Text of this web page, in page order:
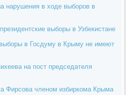
нарушения в ходе выборов в
выборы в Узбекистане
в Госдуму в Крыму не имеют
на пост председателя
Фирсова членом избиркома Крыма